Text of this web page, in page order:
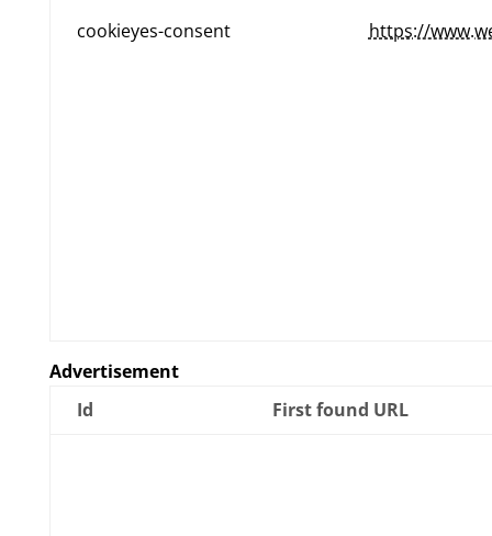
cookieyes-consent https://
Advertisement
Id
First found URL